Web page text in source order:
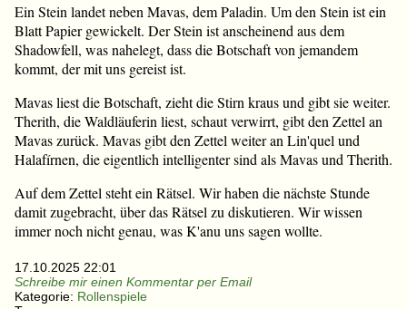
Ein Stein landet neben Mavas, dem Paladin. Um den Stein ist ein
Blatt Papier gewickelt. Der Stein ist anscheinend aus dem
Shadowfell, was nahelegt, dass die Botschaft von jemandem
kommt, der mit uns gereist ist.
Mavas liest die Botschaft, zieht die Stirn kraus und gibt sie weiter.
Therith, die Waldläuferin liest, schaut verwirrt, gibt den Zettel an
Mavas zurück. Mavas gibt den Zettel weiter an Lin'quel und
Halafírnen, die eigentlich intelligenter sind als Mavas und Therith.
Auf dem Zettel steht ein Rätsel. Wir haben die nächste Stunde
damit zugebracht, über das Rätsel zu diskutieren. Wir wissen
immer noch nicht genau, was K'anu uns sagen wollte.
17.10.2025 22:01
Schreibe mir einen Kommentar per Email
Kategorie: Rollenspiele